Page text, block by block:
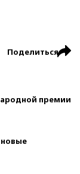
Поделиться
премии